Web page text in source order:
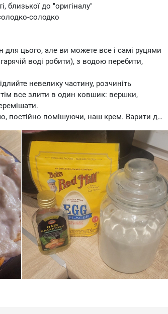
близької до "оригіналу"
солодко
цього, але ви можете все і самі руцями
воді робити), з водою перебити,
невелику частину, розчиніть
все злити в один ковшик: вершки,
постійно помішуючи, наш крем. Варити до
смак кеш'ю на "оригінал" це не схоже,
завтра буду вже повноцінно